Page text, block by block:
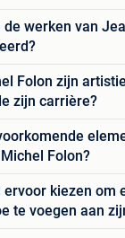
werken van
Folon zijn
zijn carrière?
Folon?
kiezen om
te voegen aan